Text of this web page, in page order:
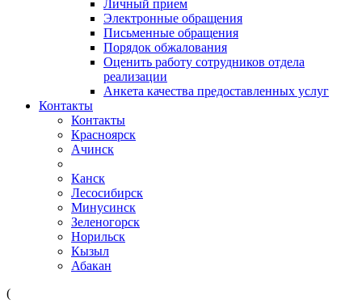
Личный прием
Электронные обращения
Письменные обращения
Порядок обжалования
Оценить работу сотрудников отдела
реализации
Анкета качества предоставленных услуг
Контакты
Контакты
Красноярск
Ачинск
Канск
Лесосибирск
Минусинск
Зеленогорск
Норильск
Кызыл
Абакан
(